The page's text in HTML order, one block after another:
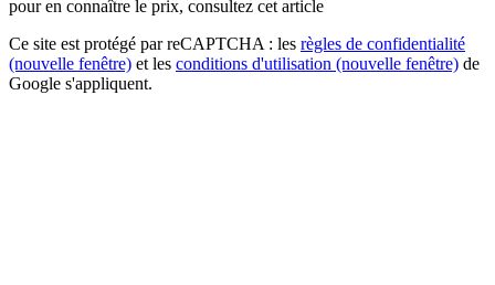
pour en connaître le prix, consultez cet article
Ce site est protégé par reCAPTCHA : les règles de confidentialité
(nouvelle fenêtre) et les conditions d'utilisation (nouvelle fenêtre) de
Google s'appliquent.